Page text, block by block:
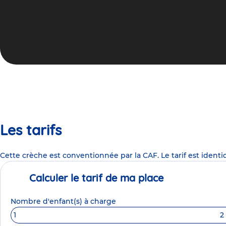
Les tarifs
Cette crèche est conventionnée par la CAF. Le tarif est
Calculer le tarif de ma place
Nombre d'enfant(s) à charge
1
2